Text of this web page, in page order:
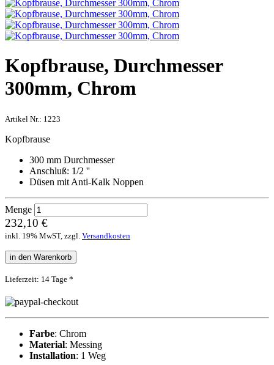
Kopfbrause, Durchmesser
300mm, Chrom
Artikel Nr.: 1223
Kopfbrause
300 mm Durchmesser
Anschluß: 1/2 ''
Düsen mit Anti-Kalk Noppen
Menge
232,10 €
inkl. 19% MwST, zzgl. Versandkosten
in den Warenkorb
Lieferzeit: 14 Tage *
Farbe: Chrom
Material: Messing
Installation: 1 Weg